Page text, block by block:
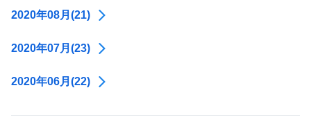
2020年08月(21)
2020年07月(23)
2020年06月(22)